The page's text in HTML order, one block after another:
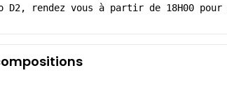
rendez vous à partir de 18H00 pour